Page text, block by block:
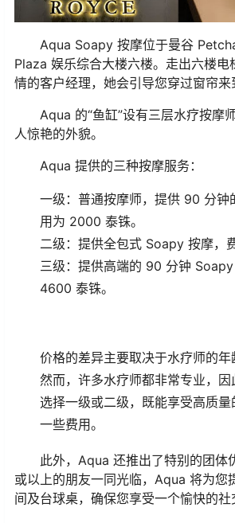
Aqua Soapy 按摩位于曼谷
Plaza 娱乐综合大楼六楼。走出六楼电
情的客户经理，她会引导您穿过窗帘来
Aqua 的“鱼缸”设有三层水疗按摩
人惊艳的外貌。
Aqua 提供的三种按摩服务：
一级：普通按摩师，提供 90 分钟
用为 2000 泰铢。
二级：提供全包式 Soapy 按摩，
三级：提供高端的 90 分钟
4600 泰铢。
价格的差异主要取决于水疗师的年
然而，许多水疗师都非常专业，
选择一级或二级，既能享受高质
一些费用。
此外，Aqua 还推出了特别的团体
或以上的朋友一同光临，Aqua 将为您
间及台球桌，确保您享受一个愉快的社